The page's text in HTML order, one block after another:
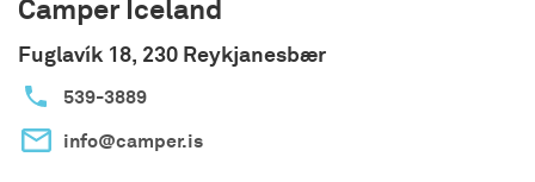
Akureyrar stuðlar að aukinni umhverfisvitund
starfsmanna og leggur áherslu á ábyrga nýtingu
auðlinda og lágmörkun úrgangs og losun
gróðurhúsalofttegunda.
Camper Iceland
Fuglavík 18, 230 Reykjanesbær
539-3889
info@camper.is